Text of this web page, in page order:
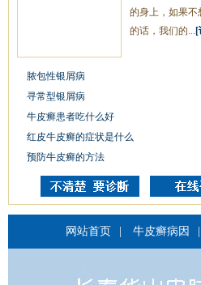
的身上，如果不
的话，我们的... [
脓包性银屑病
寻常型银屑病
牛皮癣患者吃什么好
红皮牛皮癣的症状是什么
预防牛皮癣的方法
网站首页 牛皮癣病因